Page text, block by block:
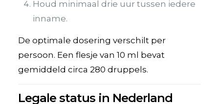
Houd minimaal drie uur tussen iedere
inname.
De optimale dosering verschilt per
persoon. Een flesje van 10 ml bevat
gemiddeld circa 280 druppels.
Legale status in Nederland